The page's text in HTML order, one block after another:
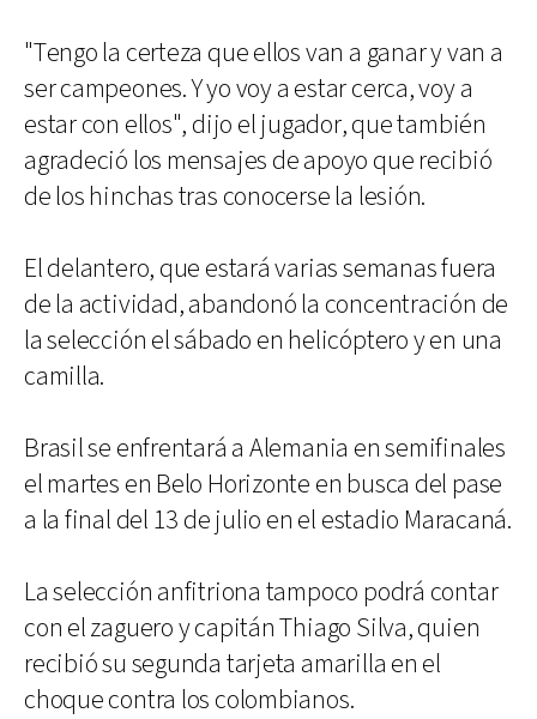
"Tengo la certeza que ellos van a ganar y van a
ser campeones. Y yo voy a estar cerca, voy a
estar con ellos", dijo el jugador, que también
agradeció los mensajes de apoyo que recibió
de los hinchas tras conocerse la lesión.
El delantero, que estará varias semanas fuera
de la actividad, abandonó la concentración de
la selección el sábado en helicóptero y en una
camilla.
Brasil se enfrentará a Alemania en semifinales
el martes en Belo Horizonte en busca del pase
a la final del 13 de julio en el estadio Maracaná.
La selección anfitriona tampoco podrá contar
con el zaguero y capitán Thiago Silva, quien
recibió su segunda tarjeta amarilla en el
choque contra los colombianos.